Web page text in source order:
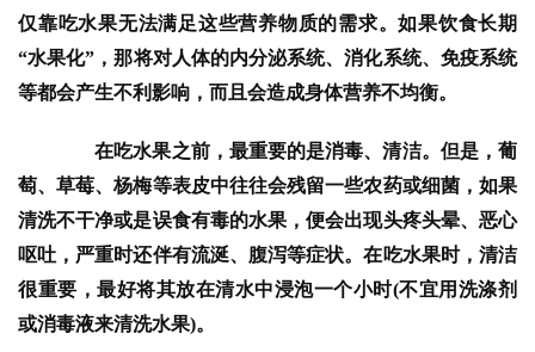
仅靠吃水果无法满足这些营养物质的需求。如果饮食长期
“水果化”，那将对人体的内分泌系统、消化系统、免疫系统
等都会产生不利影响，而且会造成身体营养不均衡。
在吃水果之前，最重要的是消毒、清洁。但是，葡
萄、草莓、杨梅等表皮中往往会残留一些农药或细菌，如果
清洗不干净或是误食有毒的水果，便会出现头疼头晕、恶心
呕吐，严重时还伴有流涎、腹泻等症状。在吃水果时，清洁
很重要，最好将其放在清水中浸泡一个小时(不宜用洗涤剂
或消毒液来清洗水果)。